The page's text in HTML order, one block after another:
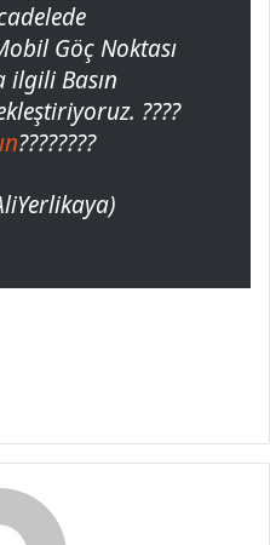
Göç Noktası
ilgili Basın
????
????????